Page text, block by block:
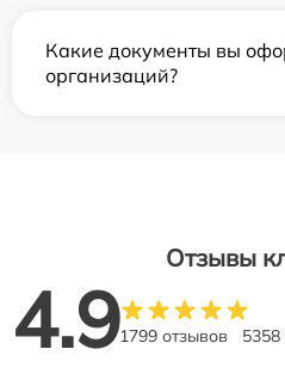
Какие документы вы
организаций?
Отзывы
4.91799 отзывов